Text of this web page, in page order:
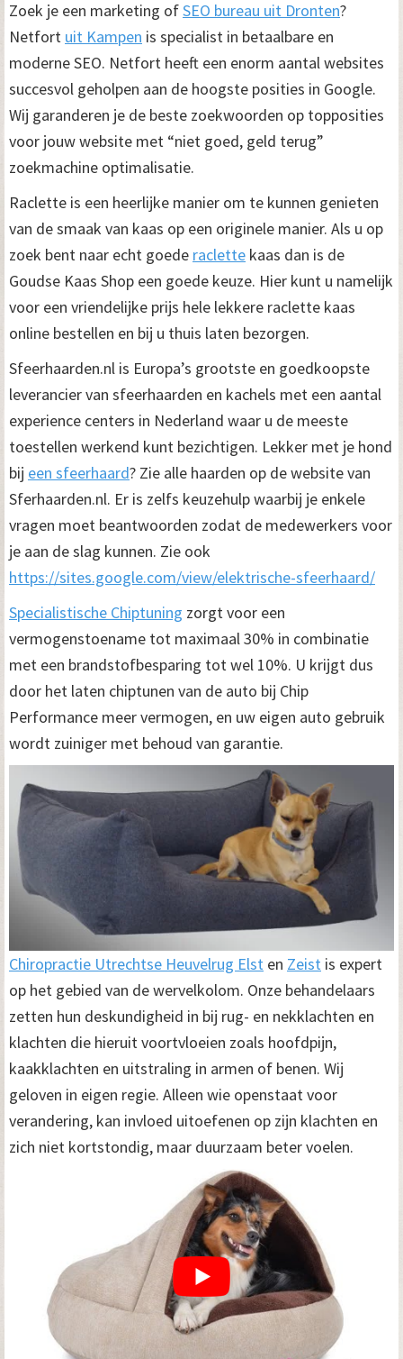
Zoek je een marketing ofSEO bureau uit Dronten?
Netfort uit Kampen is specialist in betaalbare en
moderne SEO. Netfort heeft een enorm aantal websites
succesvol geholpen aan de hoogste posities in Google.
Wij garanderen je de beste zoekwoorden op topposities
voor jouw website met “niet goed, geld terug”
zoekmachine optimalisatie.
Raclette is een heerlijke manier om te kunnen genieten
van de smaak van kaas op een originele manier. Als u op
zoek bent naar echt goede raclette kaas dan is de
Goudse Kaas Shop een goede keuze. Hier kunt u namelijk
voor een vriendelijke prijs hele lekkere raclette kaas
online bestellen en bij u thuis laten bezorgen.
Sfeerhaarden.nl is Europa’s grootste en goedkoopste
leverancier van sfeerhaarden en kachels met een aantal
experience centers in Nederland waar u de meeste
toestellen werkend kunt bezichtigen. Lekker met je hond
bij een sfeerhaard? Zie alle haarden op de website van
Sferhaarden.nl. Er is zelfs keuzehulp waarbij je enkele
vragen moet beantwoorden zodat de medewerkers voor
je aan de slag kunnen. Zie ook
https://sites.google.com/view/elektrische-sfeerhaard/
Specialistische Chiptuning zorgt voor een
vermogenstoename tot maximaal 30% in combinatie
met een brandstofbesparing tot wel 10%. U krijgt dus
door het laten chiptunen van de auto bij Chip
Performance meer vermogen, en uw eigen auto gebruik
wordt zuiniger met behoud van garantie.
Chiropractie Utrechtse Heuvelrug Elst en Zeist is expert
op het gebied van de wervelkolom. Onze behandelaars
zetten hun deskundigheid in bij rug- en nekklachten en
klachten die hieruit voortvloeien zoals hoofdpijn,
kaakklachten en uitstraling in armen of benen. Wij
geloven in eigen regie. Alleen wie openstaat voor
verandering, kan invloed uitoefenen op zijn klachten en
zich niet kortstondig, maar duurzaam beter voelen.